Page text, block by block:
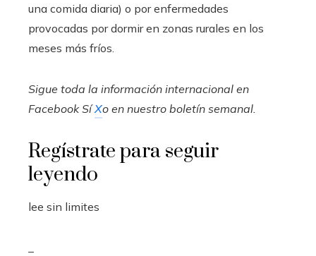
una comida diaria) o por enfermedades
provocadas por dormir en zonas rurales en los
meses más fríos.
Sigue toda la información internacional en
FacebookSíXo en nuestro boletín semanal
Regístrate para seguir
leyendo
lee sin limites